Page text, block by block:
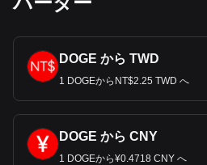
DOGE から TWD
1 DOGEからNT$2.25 TWD へ
DOGE から CNY
1 DOGEから¥0.4718 CNY へ